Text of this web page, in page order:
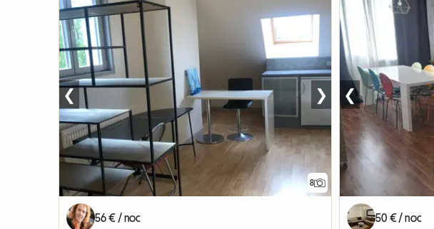
8
❮ ❯
56 € / noc
❮
50 € / noc